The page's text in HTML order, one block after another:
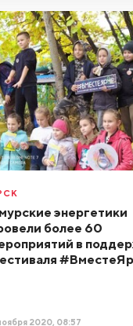
энергетики
более 60
в
2020, 08:57